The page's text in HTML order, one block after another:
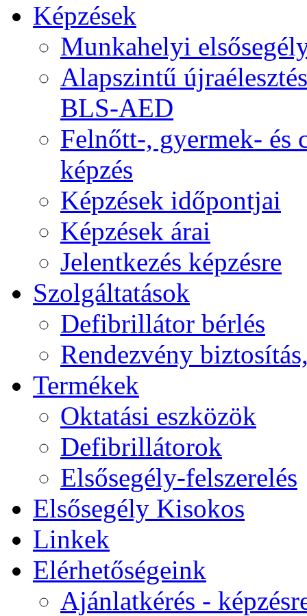
Képzések
Munkahelyi
Alapszintű
BLS-AED
Felnőtt-, gyermek- és
képzés
Képzések időpontjai
Képzések árai
Jelentkezés képzésre
Szolgáltatások
Defibrillátor bérlés
Rendezvény
Termékek
Oktatási eszközök
Defibrillátorok
Elsősegély-felszerelés
Elsősegély Kisokos
Linkek
Elérhetőségeink
Ajánlatkérés -